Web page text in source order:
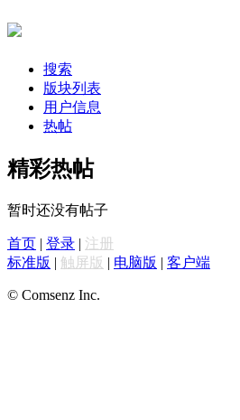
搜索
版块列表
用户信息
热帖
精彩热帖
暂时还没有帖子
首页 | 登录 | 注册
标准版 | 触屏版 | 电脑版 | 客户端
© Comsenz Inc.